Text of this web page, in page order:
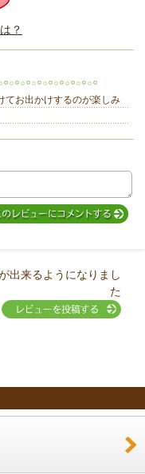
？
てお出かけするのが楽しみ
出来るようになりまし
た